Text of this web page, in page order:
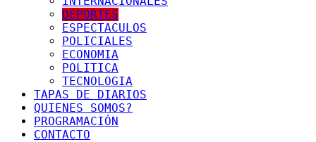
DEPORTES
ESPECTACULOS
POLICIALES
ECONOMIA
POLITICA
TECNOLOGIA
TAPAS DE DIARIOS
QUIENES SOMOS?
PROGRAMACIÓN
CONTACTO